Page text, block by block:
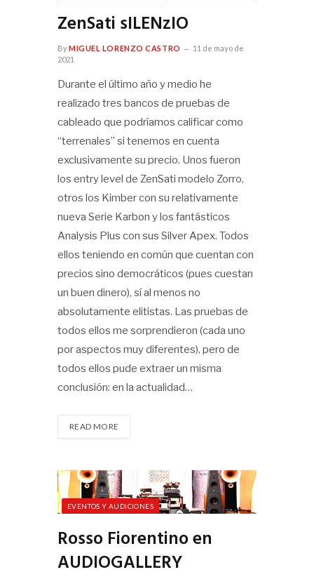
ZenSati sILENzIO
ByMIGUEL LORENZO CASTRO
11 de mayo de
2021
Durante el último año y medio he
realizado tres bancos de pruebas de
cableado que podríamos calificar como
“terrenales” si tenemos en cuenta
exclusivamente su precio. Unos fueron
los entry level de ZenSati modelo Zorro,
otros los Kimber con su relativamente
nueva Serie Karbon y los fantásticos
Analysis Plus con sus Silver Apex. Todos
ellos teniendo en común que cuentan con
precios sino democráticos (pues cuestan
un buen dinero), sí al menos no
absolutamente elitistas. Las pruebas de
todos ellos me sorprendieron (cada uno
por aspectos muy diferentes), pero de
todos ellos pude extraer un misma
conclusión: en la actualidad…
READ MORE
EVENTOS Y AUDICIONES
Rosso Fiorentino en
AUDIOGALLERY